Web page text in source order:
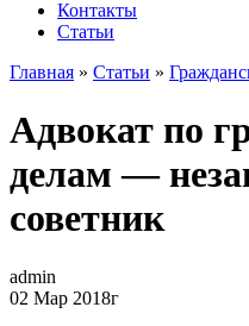
Контакты
Статьи
Главная » Статьи »
Адвокат по
делам —
советник
admin
02 Мар 2018г